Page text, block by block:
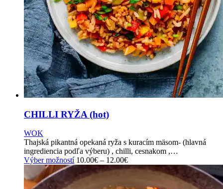
CHILLI RYŽA (hot)
WOK
Thajská pikantná opekaná ryža s kuracím mäsom- (hlavná
ingrediencia podľa výberu) , chilli, cesnakom ,…
Výber možností This
product
has
10.00€ – 12.00€